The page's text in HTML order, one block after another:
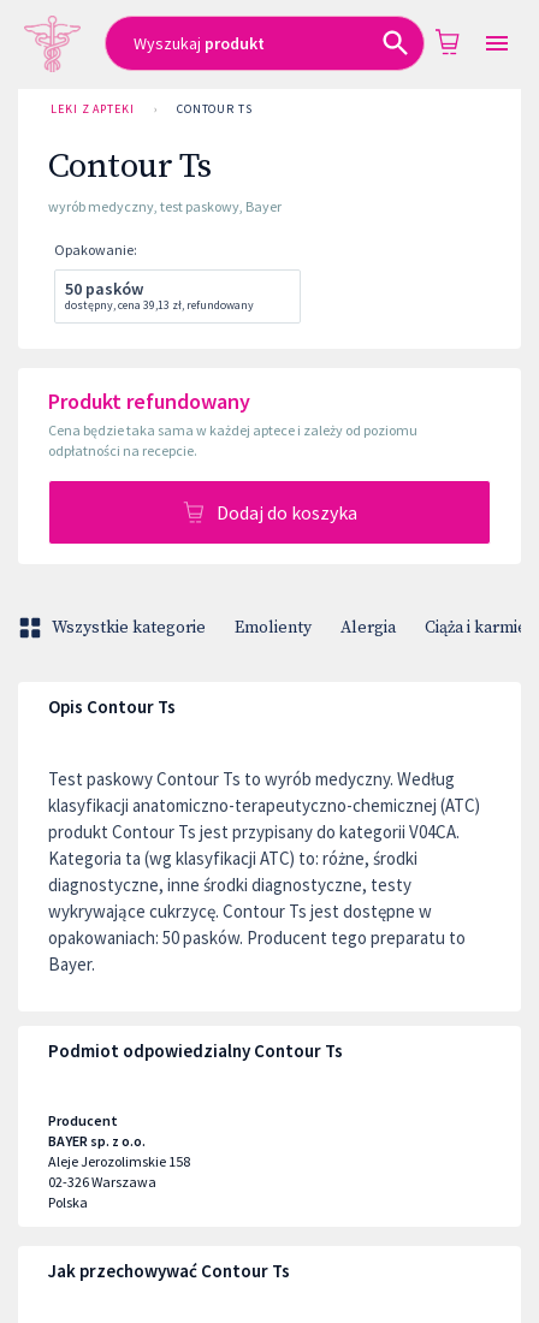
Wyszukaj produkt
LEKI Z APTEKI › CONTOUR TS
Contour Ts
wyrób medyczny, test paskowy, Bayer
Opakowanie:
50 pasków
dostępny,cena 39,13 zł, refundowany
Produkt refundowany
Cena będzie taka sama w każdej aptece i zależy od poziomu
odpłatności na recepcie.
Dodaj do koszyka
Wszystkie kategorie Emolienty Alergia Ciąża i
Opis Contour Ts
Test paskowy Contour Ts to wyrób medyczny. Według
klasyfikacji anatomiczno-terapeutyczno-chemicznej (ATC)
produkt Contour Ts jest przypisany do kategorii V04CA.
Kategoria ta (wg klasyfikacji ATC) to: różne, środki
diagnostyczne, inne środki diagnostyczne, testy
wykrywające cukrzycę. Contour Ts jest dostępne w
opakowaniach: 50 pasków. Producent tego preparatu to
Bayer.
Podmiot odpowiedzialny Contour Ts
Producent
BAYER sp. z o.o.
Aleje Jerozolimskie 158
02-326Warszawa
Polska
Jak przechowywać Contour Ts